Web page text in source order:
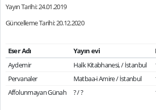
Yayın Tarihi: 24.01.2019
Güncelleme Tarihi: 20.12.2020
Eser Adı Yayın evi
Aydemir
Halk Kitabhanesi, / İstanbul
Pervanaler
Matbaa-i Amire / İstanbul
Affolunmayan Günah
? / ?